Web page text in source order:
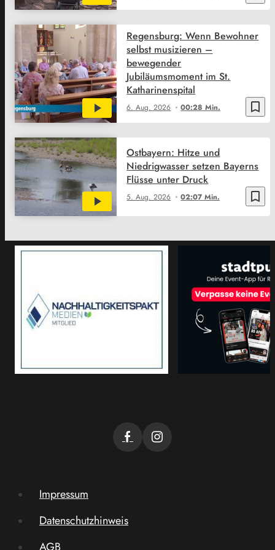
bookmark_border
6. Aug. 2026 00:28 Min.
Regensburg: Wenn Bewohner
selbst musizieren –
bewegender
Jubiläumsmoment im St.
Katharinenspital
bookmark_border
5. Aug. 2026 02:07 Min.
Ostbayern: Hitze und
Niedrigwasser setzen Bayerns
Flüsse unter Druck
Impressum
Datenschutzhinweis